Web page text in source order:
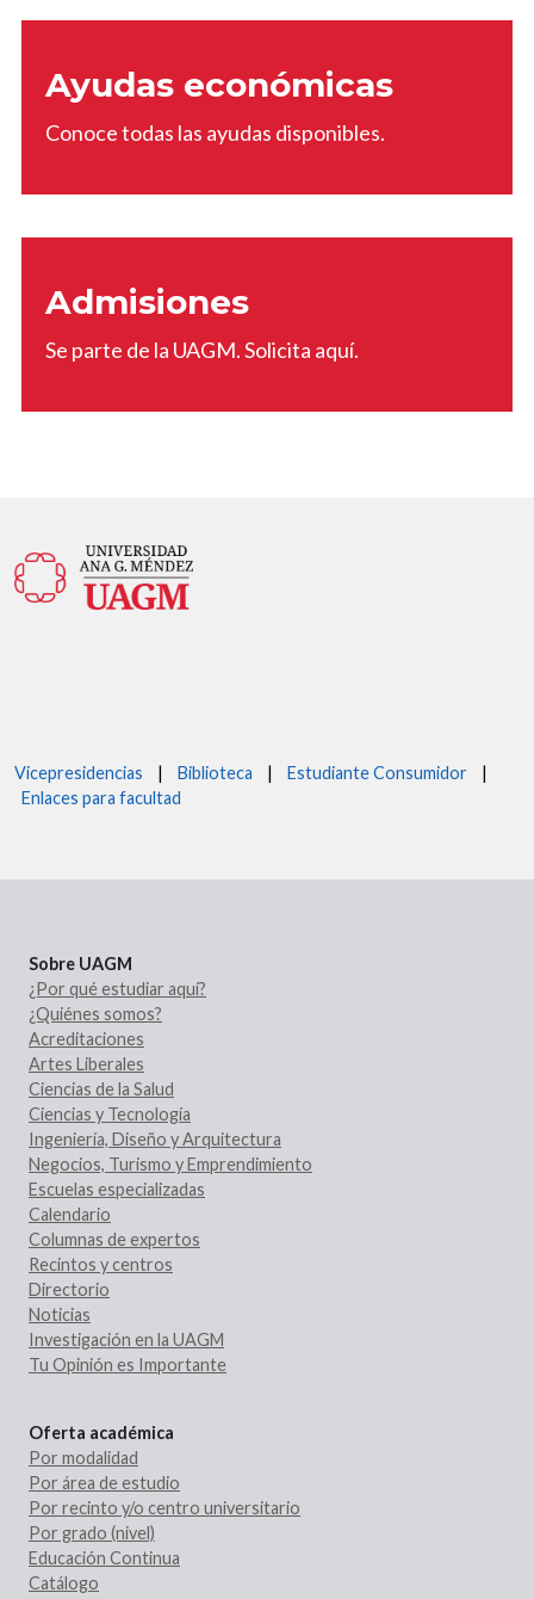
Ayudas económicas
Conoce todas las ayudas disponibles.
Admisiones
Se parte de la UAGM. Solicita aquí.
Vicepresidencias | Biblioteca | Estudiante Consumidor |
Enlaces para facultad
Sobre UAGM
¿Por qué estudiar aquí?
¿Quiénes somos?
Acreditaciones
Artes Liberales
Ciencias de la Salud
Ciencias y Tecnología
Ingeniería, Diseño y Arquitectura
Negocios, Turismo y Emprendimiento
Escuelas especializadas
Calendario
Columnas de expertos
Recintos y centros
Directorio
Noticias
Investigación en la UAGM
Tu Opinión es Importante
Oferta académica
Por modalidad
Por área de estudio
Por recinto y/o centro universitario
Por grado (nivel)
Educación Continua
Catálogo